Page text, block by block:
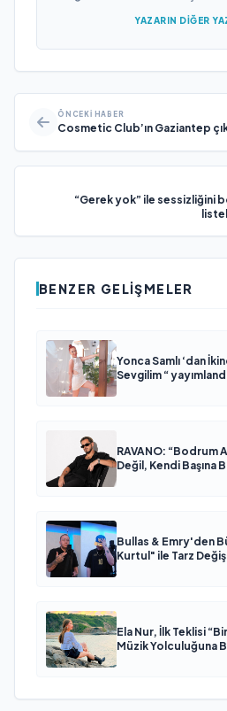
YAZARIN DIĞER
ÖNCEKI HABER
Cosmetic Club’ın Gaziantep
“Gerek yok” ile sessizliğini
BENZER GELIŞMELER
Yonca Samlı ‘dan
Sevgilim “
RAVANO: “Bodrum
Değil, Kendi Başına
Bullas & Emry'den
Kurtul" ile Tarz
Ela Nur, İlk Teklisi
Müzik Yolculuğuna